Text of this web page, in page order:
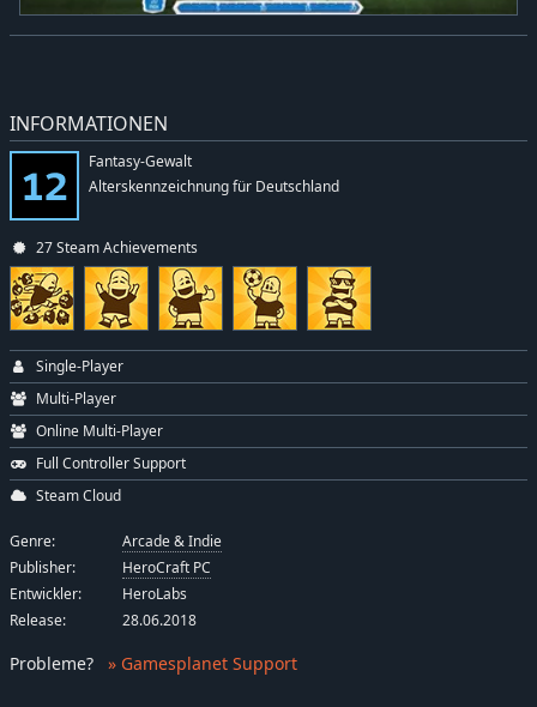
INFORMATIONEN
Fantasy-Gewalt
Alterskennzeichnung für Deutschland
27 Steam Achievements
Single-Player
Multi-Player
Online Multi-Player
Full Controller Support
Steam Cloud
Genre:
Arcade & Indie
Publisher:
HeroCraft PC
Entwickler:
HeroLabs
Release:
28.06.2018
Probleme? » Gamesplanet Support